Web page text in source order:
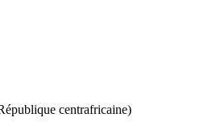
centrafricaine)